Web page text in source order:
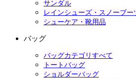
サンダル
レインシューズ・スノーブー
シューケア・靴用品
バッグ
バッグカテゴリすべて
トートバッグ
ショルダーバッグ